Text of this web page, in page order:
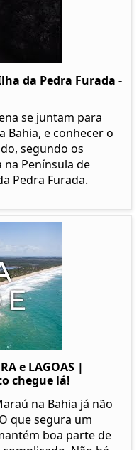
da Pedra Furada -
se juntam para
Bahia, e conhecer o
segundo os
na Península de
Pedra Furada.
e LAGOAS |
chegue lá!
na Bahia já não
que segura um
boa parte de